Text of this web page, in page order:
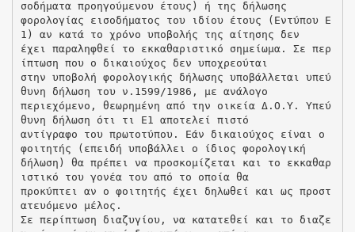
σοδήματα προηγούμενου έτους) ή της δήλωσης
φορολογίας εισοδήματος του ιδίου έτους (Εντύπου Ε
1) αν κατά το χρόνο υποβολής της αίτησης δεν
έχει παραληφθεί το εκκαθαριστικό σημείωμα. Σε περ
ίπτωση που ο δικαιούχος δεν υποχρεούται
στην υποβολή φορολογικής δήλωσης υποβάλλεται υπεύ
θυνη δήλωση του ν.1599/1986, με ανάλογο
περιεχόμενο, θεωρημένη από την οικεία Δ.Ο.Υ. Υπεύ
θυνη δήλωση ότι τι Ε1 αποτελεί πιστό
αντίγραφο του πρωτοτύπου. Εάν δικαιούχος είναι ο
φοιτητής (επειδή υποβάλλει ο ίδιος φορολογική
δήλωση) θα πρέπει να προσκομίζεται και το εκκαθαρ
ιστικό του γονέα του από το οποία θα
προκύπτει αν ο φοιτητής έχει δηλωθεί και ως προστ
ατευόμενο μέλος.
Σε περίπτωση διαζυγίου, να κατατεθεί και το διαζε